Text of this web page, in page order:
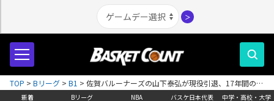
＞
新着 Bリーグ NBA バスケ日本代表
中学・高校・大学
TOP > Bリーグ > B1 > 佐賀バルーナーズの山下泰弘が現役引退、17年間の社
会人とプロ選手生活にピリオドを打つ「プレーヤー生活、やりきりました」